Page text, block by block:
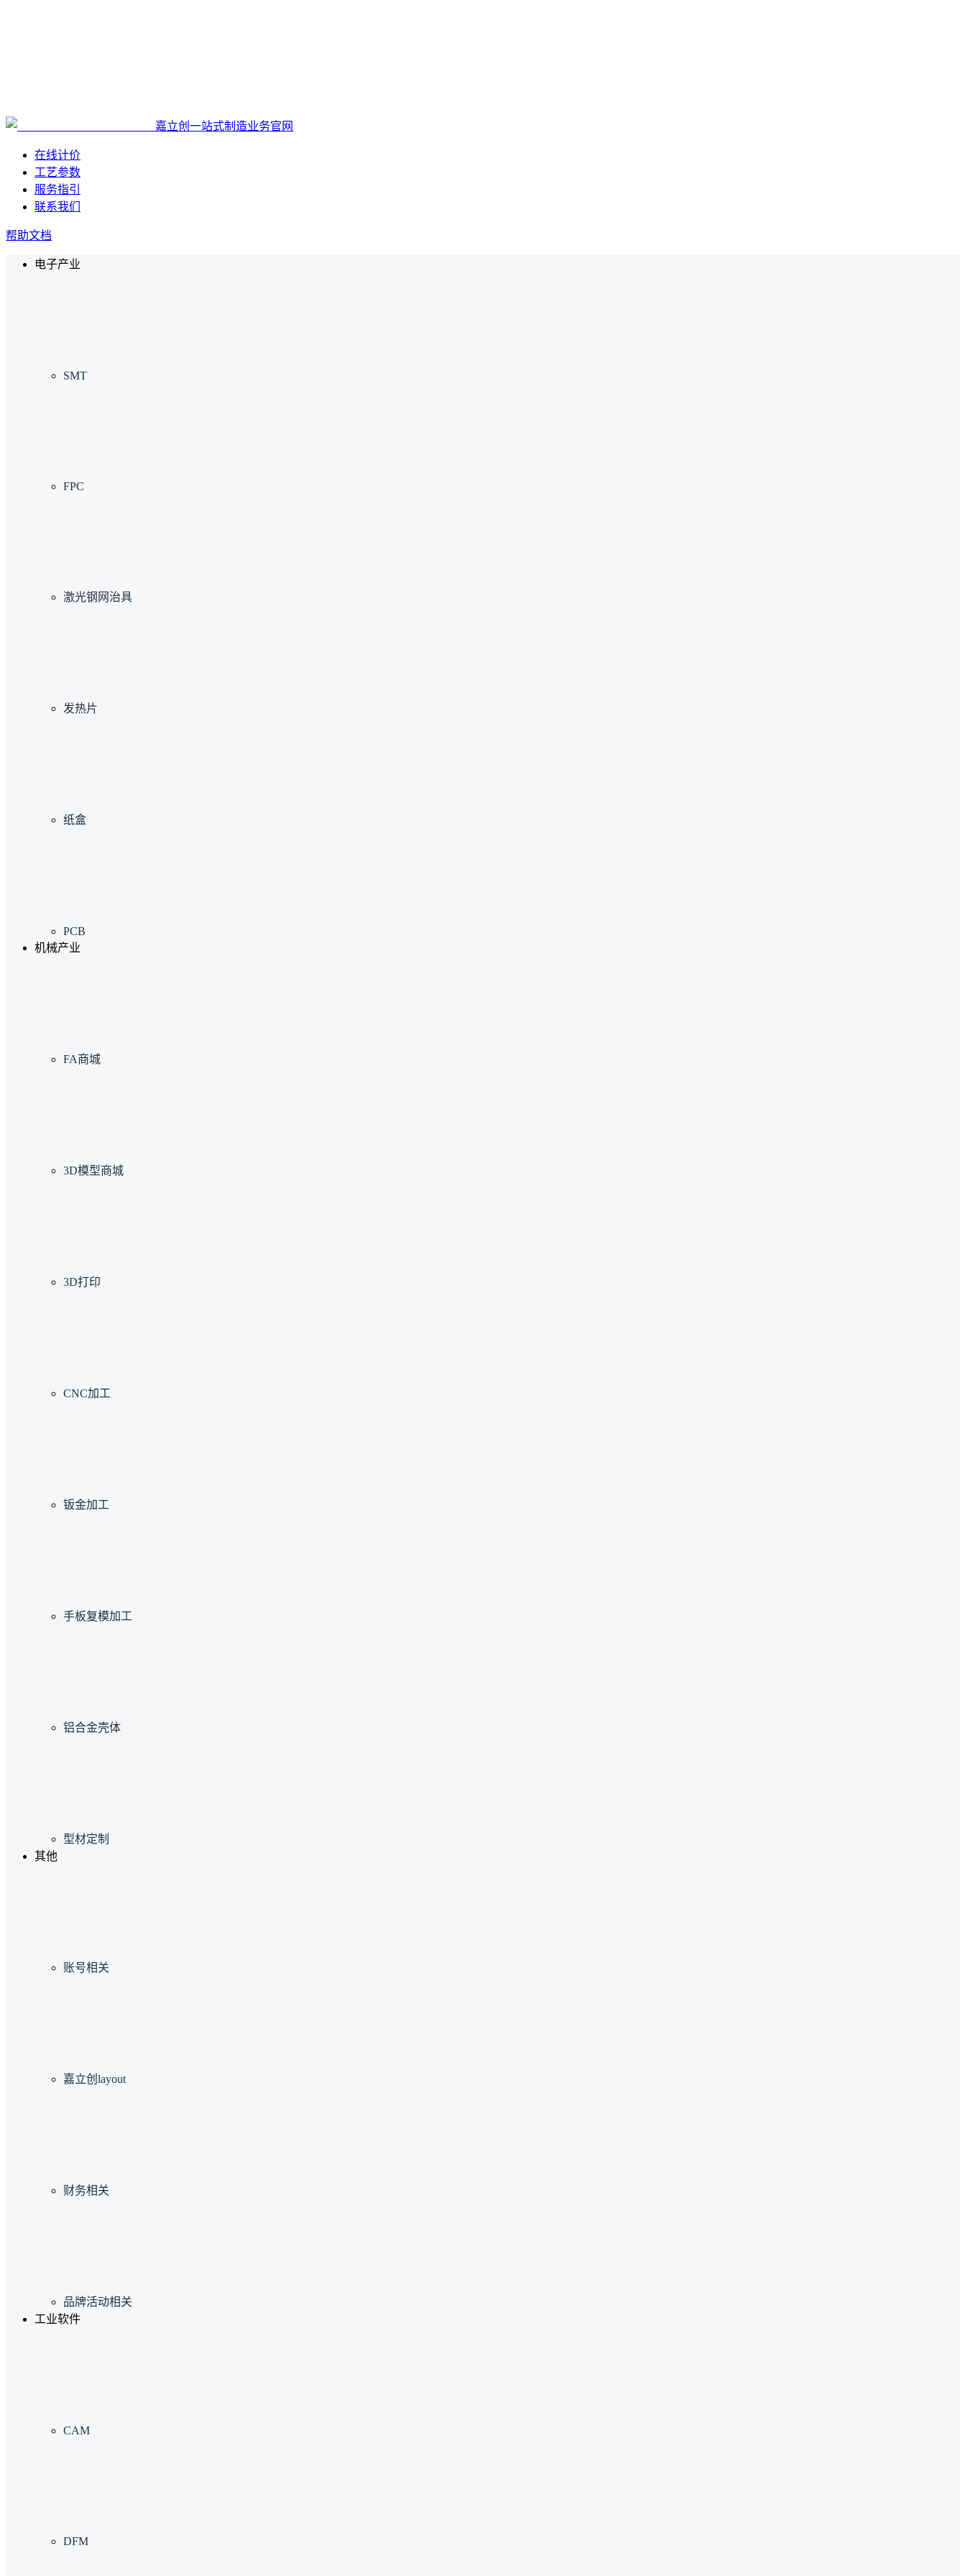
嘉立创一站式制造业务官网
在线计价
工艺参数
服务指引
联系我们
帮助文档
电子产业
SMT
FPC
激光钢网治具
发热片
纸盒
PCB
机械产业
FA商城
3D模型商城
3D打印
CNC加工
钣金加工
手板复模加工
铝合金壳体
型材定制
其他
账号相关
嘉立创layout
财务相关
品牌活动相关
工业软件
CAM
DFM